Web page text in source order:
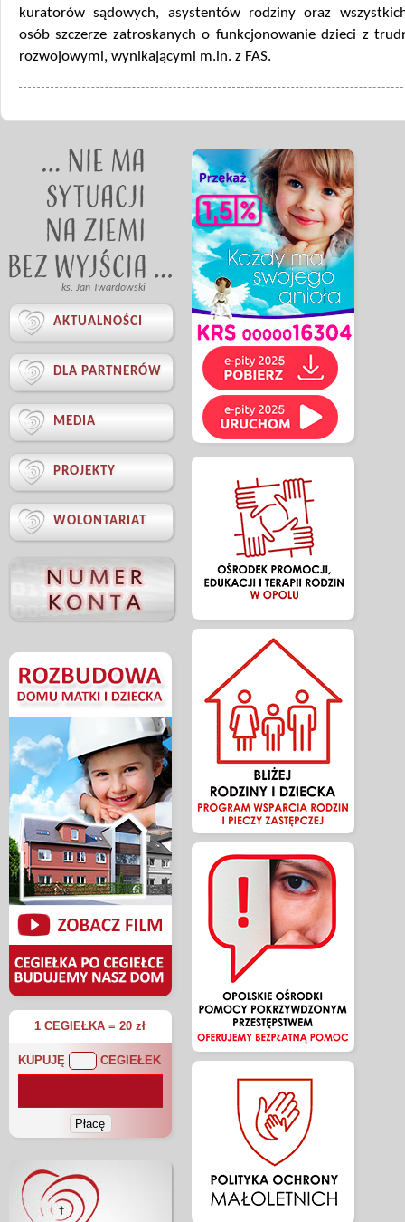
kuratorów sądowych, asystentów rodziny oraz
osób szczerze zatroskanych o funkcjonowanie dzieci z
rozwojowymi, wynikającymi m.in. z FAS.
ks. Jan Twardowski
 AKTUALNOŚCI
 DLA PARTNERÓW
 MEDIA
 PROJEKTY
 WOLONTARIAT
1 CEGIEŁKA = 20 zł
KUPUJĘ CEGIEŁEK